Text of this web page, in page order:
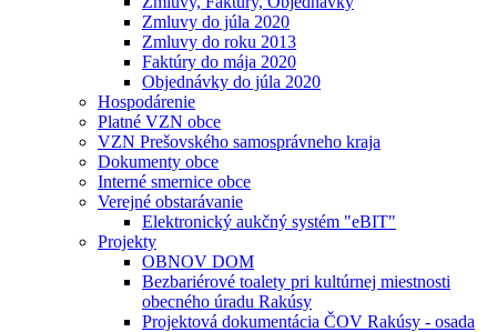
Zmluvy do júla 2020
Zmluvy do roku 2013
Faktúry do mája 2020
Objednávky do júla 2020
Hospodárenie
Platné VZN obce
VZN Prešovského samosprávneho kraja
Dokumenty obce
Interné smernice obce
Verejné obstarávanie
Elektronický aukčný systém "eBIT"
Projekty
OBNOV DOM
Bezbariérové toalety pri kultúrnej miestnosti
obecného úradu Rakúsy
Projektová dokumentácia ČOV Rakúsy - osada